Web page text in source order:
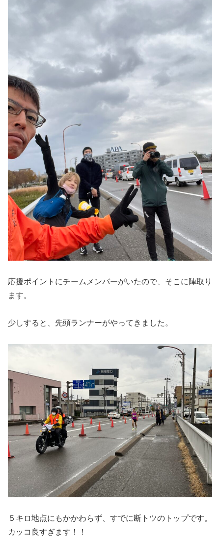
応援ポイントにチームメンバーがいたので、そこに陣取り
ます。
少しすると、先頭ランナーがやってきました。
５キロ地点にもかかわらず、すでに断トツのトップです。
カッコ良すぎます！！